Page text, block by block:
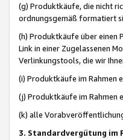
(g) Produktkäufe, die nicht
ordnungsgemäß formatiert
(h) Produktkäufe über einen
Link in einer Zugelassenen
Verlinkungstools, die wir
(i) Produktkäufe im Rahmen
(j) Produktkäufe im Rahmen
(k) alle
3. Standardvergütung im